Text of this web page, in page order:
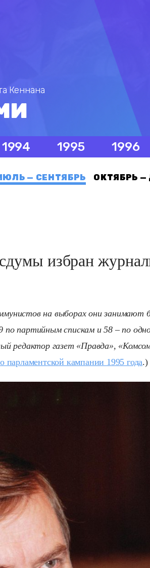
Кеннана
1994 1995 1996
— СЕНТЯБРЬ ОКТЯБРЬ —
избран
на выборах они занимают
по партийным спискам и 58 – по
редактор газет «Правда»,
парламентской кампании 1995 года.)